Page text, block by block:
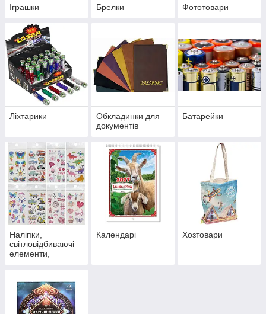
Іграшки Брелки Фототовари
Ліхтарики
Обкладинки для
документів
Батарейки
Наліпки,
світловідбиваючі
елементи,
Календарі Хозтовари